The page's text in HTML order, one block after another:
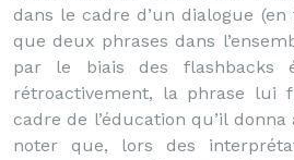
dans le cadre d’un dialogue
que deux phrases dans
par le biais des flashbacks
rétroactivement, la phrase lui
cadre de l’éducation qu’il
noter que, lors des